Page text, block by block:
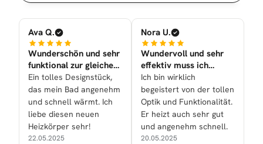
Ava Q.
Wunderschön und sehr
funktional zur gleichen
Zeit nun bei uns
Ein tolles Designstück,
das mein Bad angenehm
und schnell wärmt. Ich
liebe diesen neuen
Heizkörper sehr!
22.05.2025
Nora U.
Wundervoll und sehr
effektiv muss ich
sagen!
Ich bin wirklich
begeistert von der tollen
Optik und Funktionalität.
Er heizt auch sehr gut
und angenehm schnell.
20.05.2025